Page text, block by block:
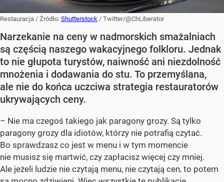
Restauracja / Źródło: Shutterstock / Twitter/@ChLiberator
Narzekanie na ceny w nadmorskich smażalniach
są częścią naszego wakacyjnego folkloru. Jednak
to nie głupota turystów, naiwność ani niezdolność
mnożenia i dodawania do stu. To przemyślana,
ale nie do końca uczciwa strategia restauratorów
ukrywających ceny.
– Nie ma czegoś takiego jak paragony grozy. Są tylko
paragony grozy dla idiotów, którzy nie potrafią czytać.
Bo sprawdzasz co jest w menu i w tym momencie
nie musisz się martwić, czy zapłacisz więcej czy mniej.
Ale jeżeli ludzie nie czytają menu, nie czytają cen, to potem